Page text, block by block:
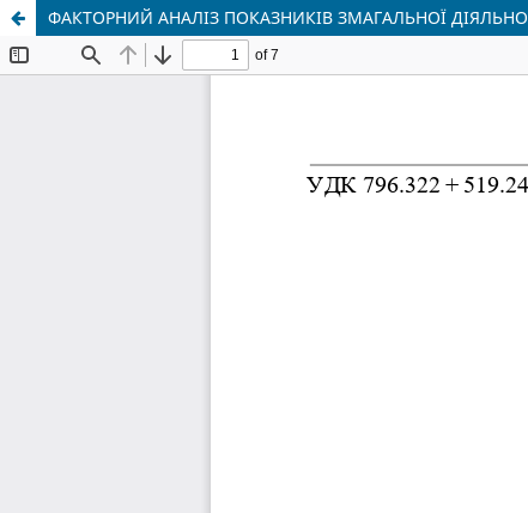
ФАКТОРНИЙ АНАЛІЗ ПОКАЗНИКІВ ЗМАГАЛЬНОЇ